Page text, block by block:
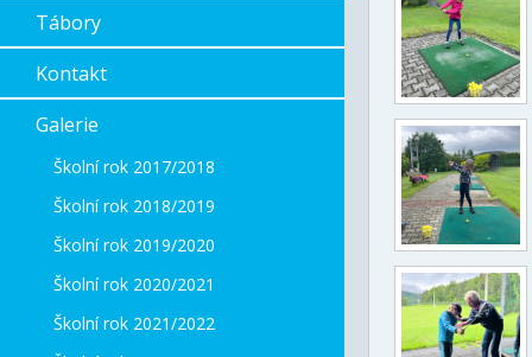
Tábory
Kontakt
Galerie
Školní rok 2017/2018
Školní rok 2018/2019
Školní rok 2019/2020
Školní rok 2020/2021
Školní rok 2021/2022